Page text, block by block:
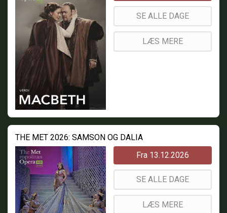
SE ALLE DAGE
LÆS MERE
THE MET 2026: SAMSON OG DALIA
Fra 13.12.2026
SE ALLE DAGE
LÆS MERE